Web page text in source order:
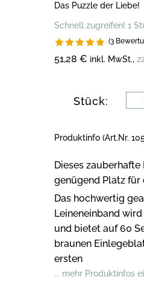
Das Puzzle der Liebe!
Schnell zugreifen! 1
(3
51,28 € inkl. MwSt.,
Stück:
Produktinfo (Art.Nr.
Dieses
genügend Platz für
Das hochwertig
Leineneinband
und bietet auf 60
braunen
ersten
... mehr Produktinfos